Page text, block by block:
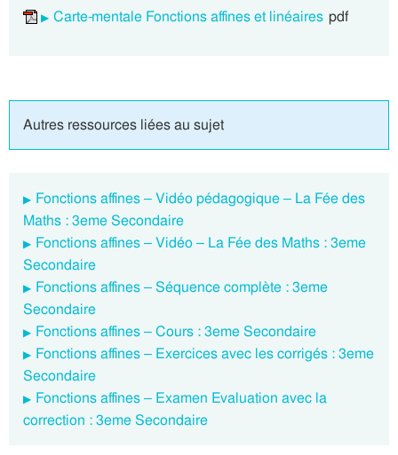
Carte-mentale Fonctions affines et linéaires pdf
Autres ressources liées au sujet
Fonctions affines – Vidéo pédagogique – La Fée des
Maths : 3eme Secondaire
Fonctions affines – Vidéo – La Fée des Maths : 3eme
Secondaire
Fonctions affines – Séquence complète : 3eme
Secondaire
Fonctions affines – Cours : 3eme Secondaire
Fonctions affines – Exercices avec les corrigés : 3eme
Secondaire
Fonctions affines – Examen Evaluation avec la
correction : 3eme Secondaire